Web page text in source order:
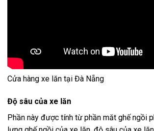
Cửa hàng xe lăn tại Đà Nẵng
Độ sâu của xe lăn
Phần này được tính từ phần măt ghế ngồi